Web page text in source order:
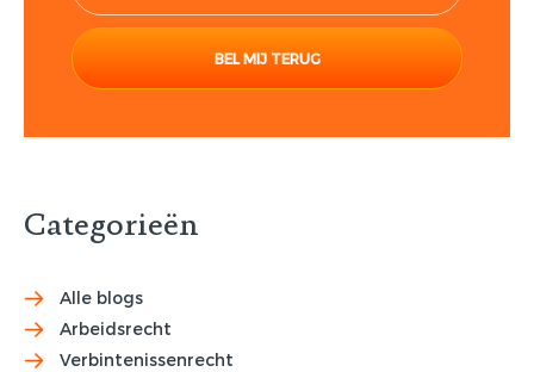
Categorieën
Alle blogs
Arbeidsrecht
Verbintenissenrecht